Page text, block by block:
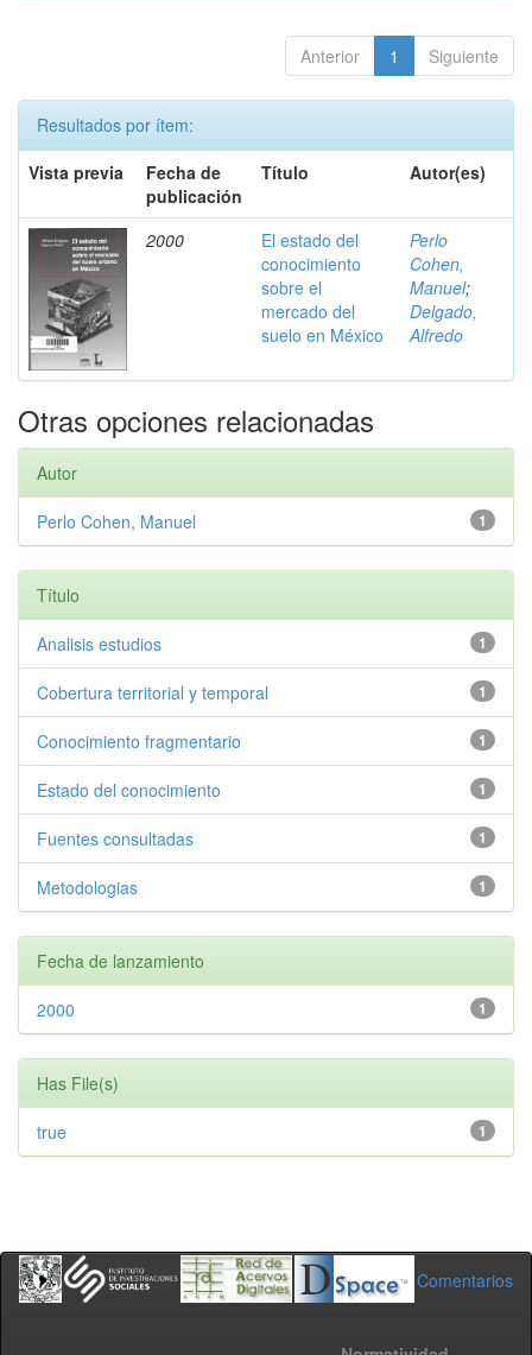
Anterior 1 Siguiente
Resultados por ítem:
Vista previa
Fecha de
publicación
Título Autor(es)
2000
El estado del
conocimiento
sobre el
mercado del
suelo en México
Perlo
Cohen,
Manuel;
Delgado,
Alfredo
Otras opciones relacionadas
Autor
1
Perlo Cohen, Manuel
Título
1
Analisis estudios
1
Cobertura territorial y temporal
1
Conocimiento fragmentario
1
Estado del conocimiento
1
Fuentes consultadas
1
Metodologias
Fecha de lanzamiento
1
2000
Has File(s)
1
true
Comentarios